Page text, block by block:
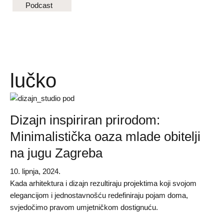
Podcast
lučko
Dizajn inspiriran prirodom:
Minimalistička oaza mlade obitelji
na jugu Zagreba
10. lipnja, 2024.
Kada arhitektura i dizajn rezultiraju projektima koji svojom
elegancijom i jednostavnošću redefiniraju pojam doma,
svjedočimo pravom umjetničkom dostignuću.